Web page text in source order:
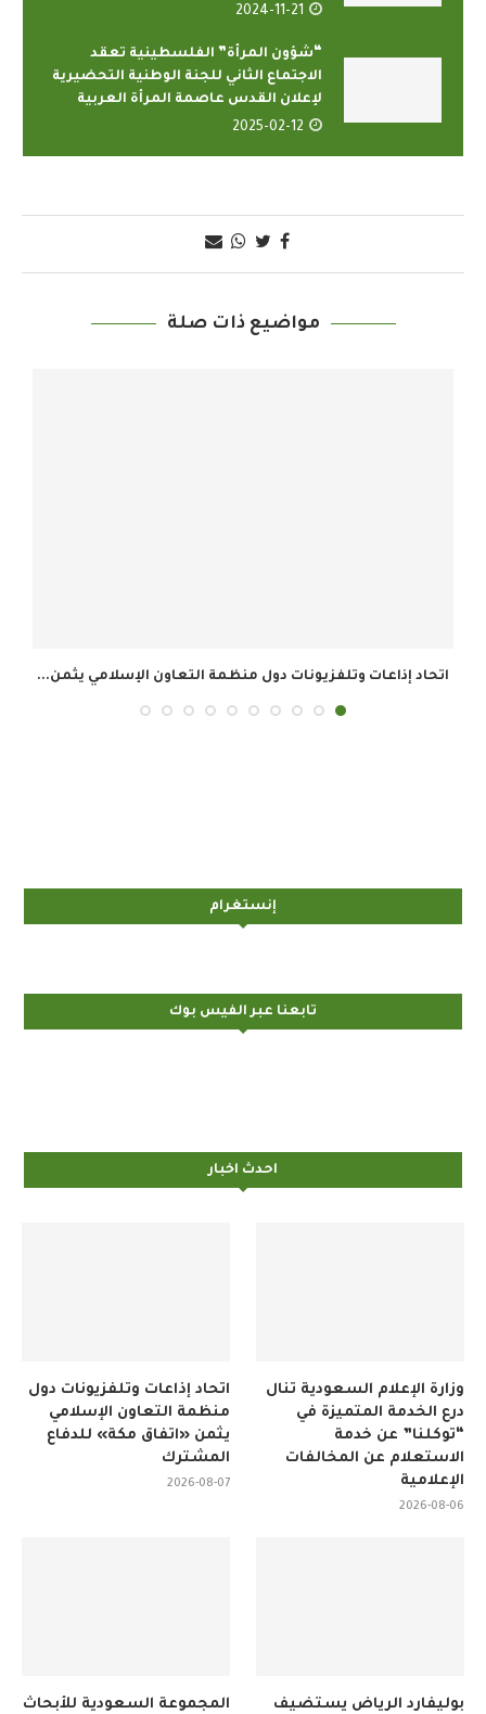
2024-11-21
“شؤون المرأة” الفلسطينية تعقد
الاجتماع الثاني للجنة الوطنية التحضيرية
لإعلان القدس عاصمة المرأة العربية
2025-02-12
مواضيع ذات صلة
وزارة الإعلام السعودية تنال درع الخدمة المتميزة في...
إنستغرام
تابعنا عبر الفيس بوك
احدث اخبار
اتحاد إذاعات وتلفزيونات دول
منظمة التعاون الإسلامي
يثمن «اتفاق مكة» للدفاع
المشترك
2026-08-07
وزارة الإعلام السعودية تنال
درع الخدمة المتميزة في
“توكلنا” عن خدمة
الاستعلام عن المخالفات
الإعلامية
2026-08-06
المجموعة السعودية للأبحاث
بوليفارد الرياض يستضيف